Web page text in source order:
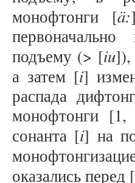
монофтонги [ä:
подъему (> [iu]),
а затем [i]
распада
монофтонги [1,
сонанта [i] на
оказались перед [